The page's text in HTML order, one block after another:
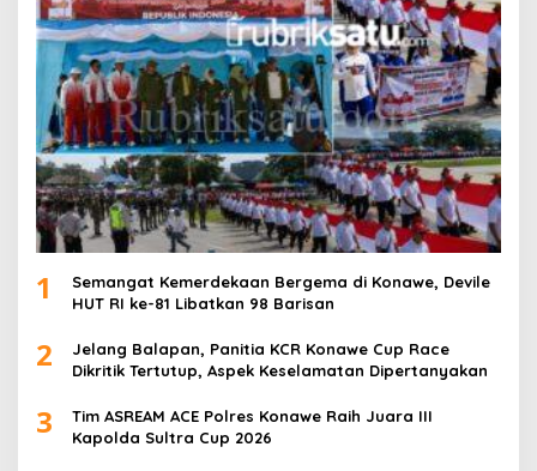
1
Semangat Kemerdekaan Bergema di Konawe, Devile
HUT RI ke-81 Libatkan 98 Barisan
2
Jelang Balapan, Panitia KCR Konawe Cup Race
Dikritik Tertutup, Aspek Keselamatan Dipertanyakan
3
Tim ASREAM ACE Polres Konawe Raih Juara III
Kapolda Sultra Cup 2026